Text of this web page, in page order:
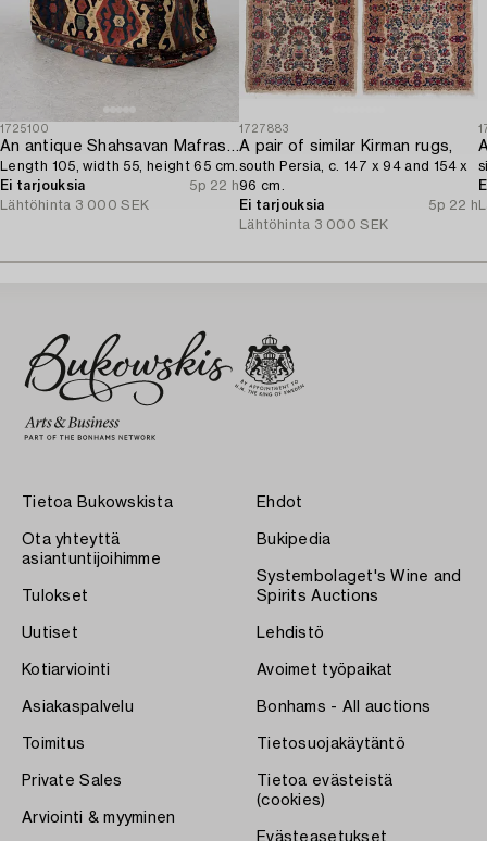
1725100
An antique Shahsavan Mafrash,
Length 105, width 55, height 65 cm.
Ei tarjouksia
5p 22 h
Lähtöhinta 3 000 SEK
1727883
A pair of similar Kirman rugs,
south Persia, c. 147 x 94 and 154 x
96 cm.
Ei tarjouksia
5p 22 h
Lähtöhinta 3 000 SEK
Tietoa Bukowskista
Ota yhteyttä
asiantuntijoihimme
Tulokset
Uutiset
Kotiarviointi
Asiakaspalvelu
Toimitus
Private Sales
Arviointi & myyminen
Ehdot
Bukipedia
Systembolaget's Wine and
Spirits Auctions
Lehdistö
Avoimet työpaikat
Bonhams - All auctions
Tietosuojakäytäntö
Tietoa evästeistä
(cookies)
Evästeasetukset